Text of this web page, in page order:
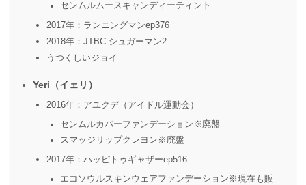
センムルムースキャンディーティント
2017年：ランニングマンep376
2018年：JTBC シュガーマン2
うつくしいジョイ
Yeri（イェリ）
2016年：アユクデ（アイドル運動会）
センムルカバーファンデーション※廃盤
スマッジリップクレヨン※廃盤
2017年：ハッピトゥギャザーep516
エコソウルスキンウェアファンデーション※現在も販